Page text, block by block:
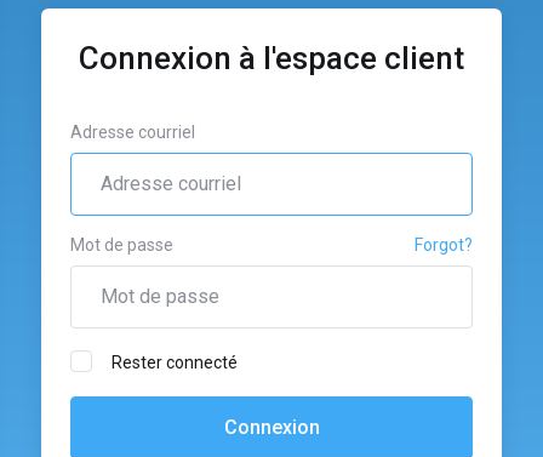
Connexion à l'espace client
Adresse courriel
Mot de passe Forgot?
Rester connecté